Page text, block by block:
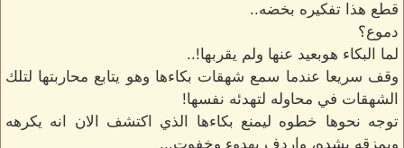
قطع هذا تفكيره بخضه..
دموع؟
لما البكاء هوبعيد عنها ولم يقربها!..
وقف سريعا عندما سمع شهقات بكاءها وهو يتابع محاربتها لتلك
الشهقات في محاوله لتهدئه نفسها!
توجه نحوها خطوه ليمنع بكاءها الذي اكتشف الان انه يكرهه
ويمزقه بشده، واردف بهدوء وخفوت...